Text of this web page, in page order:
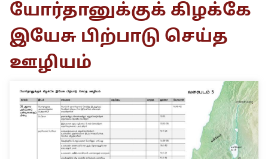
யோர்தானுக்குக் கிழக்கே
இயேசு பிற்பாடு செய்த
ஊழியம்